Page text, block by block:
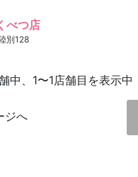
べつ店
別128
中、1〜1店舗目を表示中
ジへ